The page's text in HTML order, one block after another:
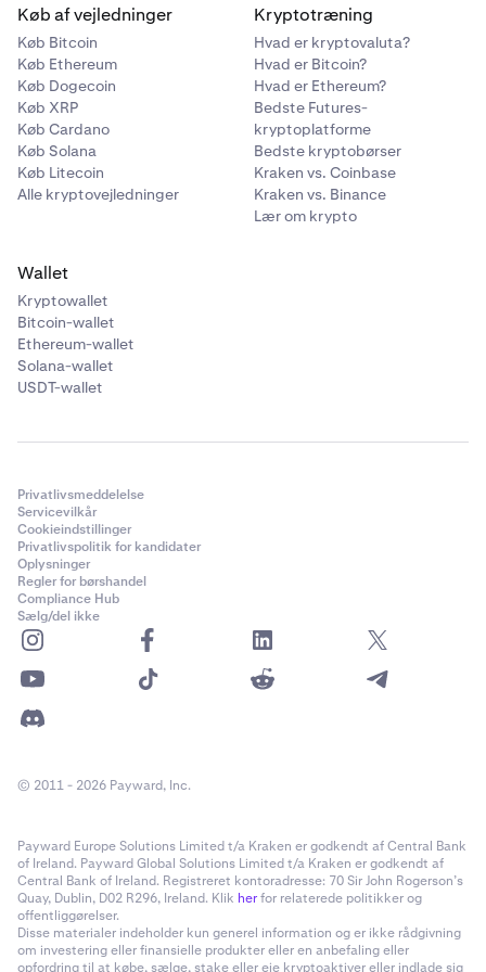
eller volumen – for at få en fuldere forståelse af
markedsdynamikken.
indikatorer – såsom volumen eller open interest – for at
få et mere komplet billede af markedsforholdene.
kan hjælpe med at bekræfte, om en prisbevægelse
understøttes af ægte købs-/salgsinteresse.
Køb af vejledninger
Køb Bitcoin
Køb Ethereum
Køb Dogecoin
Køb XRP
Køb Cardano
Køb Solana
Køb Litecoin
Alle kryptovejledninger
Kryptotræning
Hvad er kryptovaluta?
Hvad er Bitcoin?
Hvad er Ethereum?
Bedste Futures-
kryptoplatforme
Bedste kryptobørser
Kraken vs. Coinbase
Kraken vs. Binance
Lær om krypto
Wallet
Kryptowallet
Bitcoin-wallet
Ethereum-wallet
Solana-wallet
USDT-wallet
Privatlivsmeddelelse
Servicevilkår
Cookieindstillinger
Privatlivspolitik for kandidater
Oplysninger
Regler for børshandel
Compliance Hub
Sælg/del ikke
© 2011 - 2026 Payward, Inc.
Payward Europe Solutions Limited t/a Kraken er godkendt af Central Bank
of Ireland. Payward Global Solutions Limited t/a Kraken er godkendt af
Central Bank of Ireland. Registreret kontoradresse: 70 Sir John Rogerson’s
Quay, Dublin, D02 R296, Ireland. Klik herfor relaterede politikker og
offentliggørelser.
Disse materialer indeholder kun generel information og er ikke rådgivning
om investering eller finansielle produkter eller en anbefaling eller
opfordring til at købe, sælge, stake eller eje kryptoaktiver eller indlade sig